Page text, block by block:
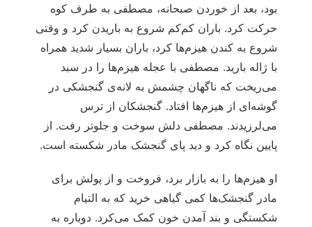
بود، بعد از خوردن صبحانه، مصطفی به طرف کوه
حرکت کرد. باران کم‌کم شروع به باریدن کرد و وقتی
شروع به کندن هیزم‌ها کرد، باران بسیار شدید همراه
با ژاله بارید. مصطفی با عجله هیزم‌ها را در سبد
می‌ریخت که ناگهان چشمش به لانه‌ی گنجشکی در
گوشه‌ای از هیزم‌ها افتاد. گنجشکان از ترس
می‌لرزیدند. مصطفی دلش سوخت و جلوتر رفت. از
پایین نگاه کرد و دید پای گنجشک مادر شکسته است.
او هیزم‌ها را به بازار برد، فروخت و از پولش برای
مادر گنجشک‌ها کمی گیاهی خرید که به التیام
شکستگی و بند آمدن خون کمک می‌کرد. دوباره به